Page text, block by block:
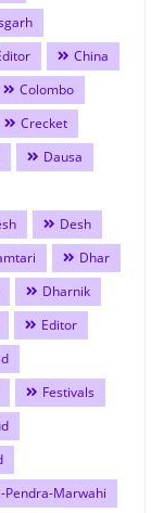
China
Colombo
Crecket
Dausa
Desh
Dhar
Dharnik
Editor
Festivals
Pendra-Marwahi